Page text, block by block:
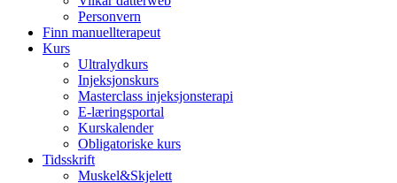
Personvern
Finn manuellterapeut
Kurs
Ultralydkurs
Injeksjonskurs
Masterclass injeksjonsterapi
E-læringsportal
Kurskalender
Obligatoriske kurs
Tidsskrift
Muskel&Skjelett